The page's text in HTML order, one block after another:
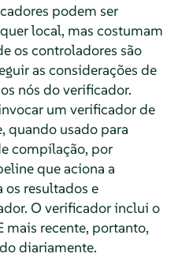
podem ser
local, mas costumam
os controladores são
as considerações de
nós do verificador.
um verificador de
quando usado para
compilação, por
que aciona a
os resultados e
O verificador inclui o
mais recente, portanto,
diariamente.